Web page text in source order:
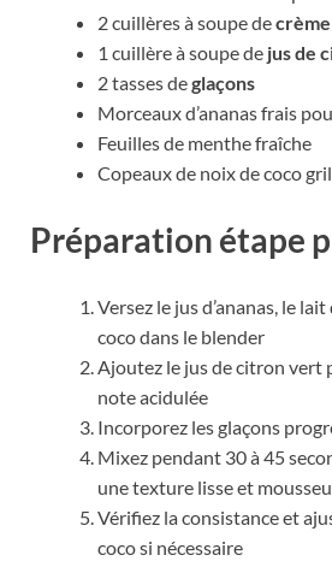
2 cuillères à soupe de
1 cuillère à soupe de jus de
2 tasses deglaçons
Morceaux d’ananas frais
Feuilles de menthe fraîche
Copeaux de noix de coco
Préparation étape
Versez le jus d’ananas, le
coco dans le blender
Ajoutez le jus de citron vert
note acidulée
Incorporez les glaçons
Mixez pendant 30 à 45
une texture lisse et
Vérifiez la consistance et
coco si nécessaire